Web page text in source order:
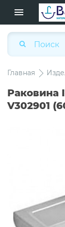
Главная
Раковина
V302901